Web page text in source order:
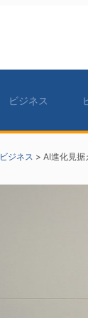
ビジネス
ビジネス > AI進化見